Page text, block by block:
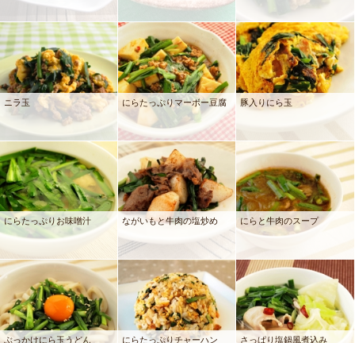
ニラ玉 にらたっぷりマーボー豆腐 豚入りにら玉
にらたっぷりお味噌汁 ながいもと牛肉の塩炒め にらと牛肉のスープ
ぶっかけにら玉うどん にらたっぷりチャーハン さっぱり塩鍋風煮込み